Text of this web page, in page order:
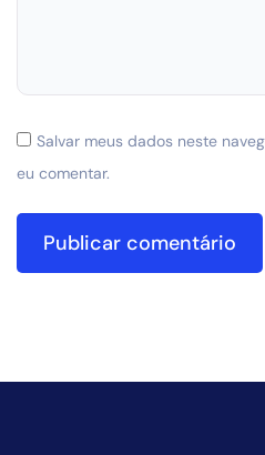
Salvar meus dados neste
eu comentar.